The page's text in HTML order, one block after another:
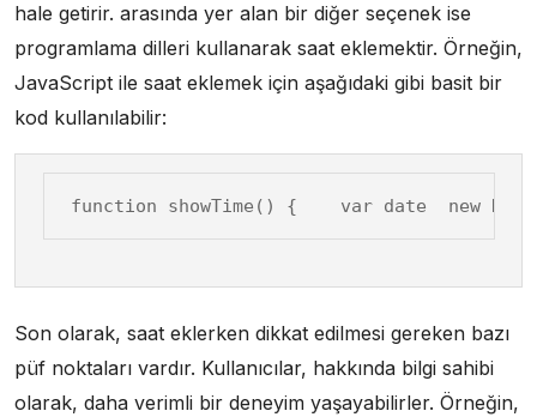
hale getirir. arasında yer alan bir diğer seçenek ise
programlama dilleri kullanarak saat eklemektir. Örneğin,
JavaScript ile saat eklemek için aşağıdaki gibi basit bir
kod kullanılabilir:
function showTime() {    var date  new
Son olarak, saat eklerken dikkat edilmesi gereken bazı
püf noktaları vardır. Kullanıcılar, hakkında bilgi sahibi
olarak, daha verimli bir deneyim yaşayabilirler. Örneğin,